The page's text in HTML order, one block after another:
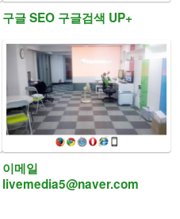
구글 SEO 구글검색 UP+
이메일
livemedia5@naver.com